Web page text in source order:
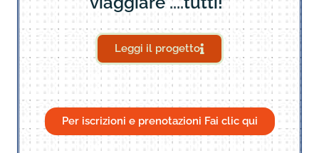
Leggi il progetto
Per iscrizioni e prenotazioni Fai clic qui